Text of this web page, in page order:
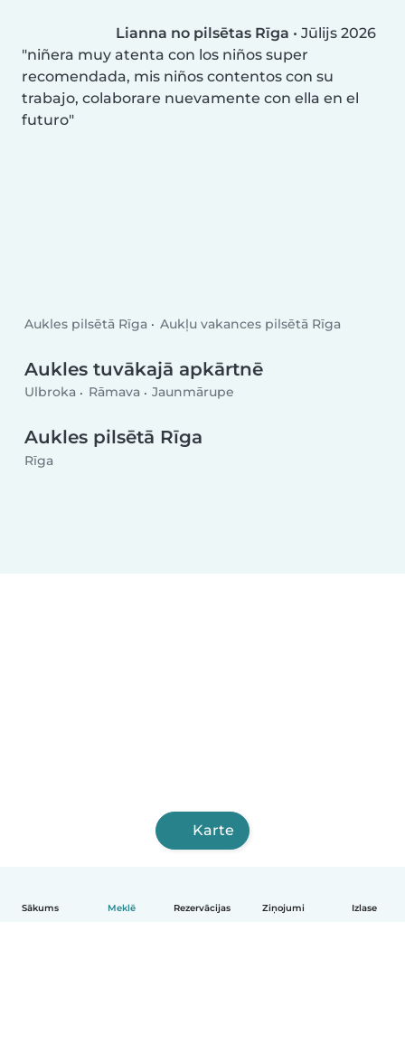
Sākums Meklē Rezervācijas Ziņojumi Izlase
Lianna no pilsētas Rīga • Jūlijs 2026
niñera muy atenta con los niños super
recomendada, mis niños contentos con su
trabajo, colaborare nuevamente con ella en el
futuro
Aukles pilsētā Rīga Aukļu vakances pilsētā Rīga
Aukles tuvākajā apkārtnē
Ulbroka Rāmava Jaunmārupe
Aukles pilsētā Rīga
Rīga
Karte